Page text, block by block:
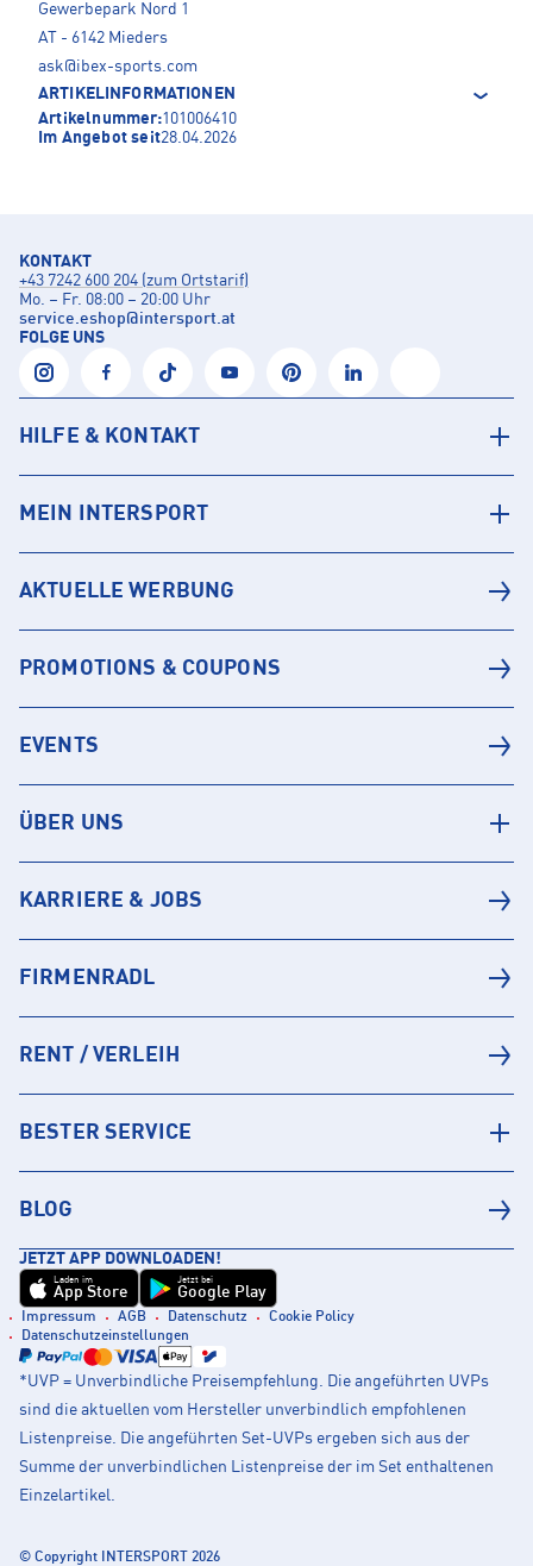
Gewerbepark Nord 1
AT - 6142 Mieders
ask@ibex-sports.com
ARTIKELINFORMATIONEN
Artikelnummer:101006410
Im Angebot seit28.04.2026
KONTAKT
+43 7242 600 204 (zum Ortstarif)
Mo. – Fr. 08:00 – 20:00 Uhr
service.eshop@intersport.at
FOLGE UNS
HILFE & KONTAKT
MEIN INTERSPORT
AKTUELLE WERBUNG
PROMOTIONS & COUPONS
EVENTS
ÜBER UNS
KARRIERE & JOBS
FIRMENRADL
RENT / VERLEIH
BESTER SERVICE
BLOG
JETZT APP DOWNLOADEN!
Laden im
App Store
Jetzt bei
Google Play
Impressum AGB Datenschutz
Cookie Policy
Datenschutzeinstellungen
*UVP = Unverbindliche Preisempfehlung. Die angeführten UVPs
sind die aktuellen vom Hersteller unverbindlich empfohlenen
Listenpreise. Die angeführten Set-UVPs ergeben sich aus der
Summe der unverbindlichen Listenpreise der im Set enthaltenen
Einzelartikel.
© Copyright INTERSPORT 2026